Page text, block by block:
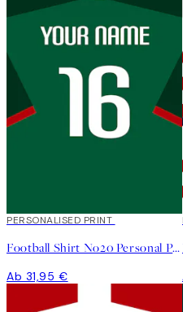
PERSONALISED PRINT
Football Shirt No20 Personal Poster
Ab 31,95 €